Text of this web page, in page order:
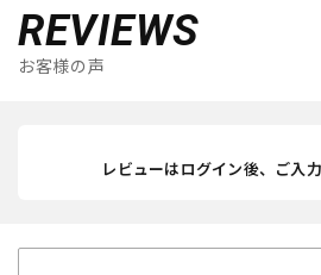
REVIEWS
お客様の声
レビューはログイン後、ご入力